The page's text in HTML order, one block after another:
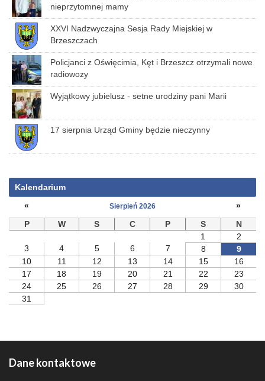
nieprzytomnej mamy
XXVI Nadzwyczajna Sesja Rady Miejskiej w
Brzeszczach
Policjanci z Oświęcimia, Kęt i Brzeszcz otrzymali nowe
radiowozy
Wyjątkowy jubielusz - setne urodziny pani Marii
17 sierpnia Urząd Gminy będzie nieczynny
Kalendarium
«
Sierpień 2026
»
P
W S C P S
N
1
2
3
4 5 6 7 8
9
10
11 12 13 14 15
16
17
18 19 20 21 22
23
24
25 26 27 28 29
30
31
Dane kontaktowe